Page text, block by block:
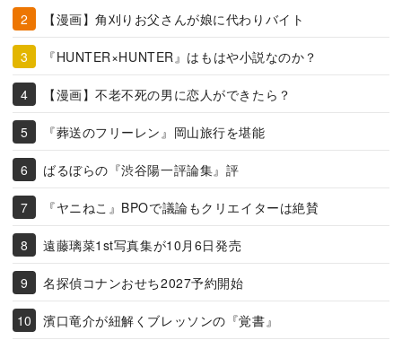
【漫画】角刈りお父さんが娘に代わりバイト
『HUNTER×HUNTER』はもはや小説なのか？
【漫画】不老不死の男に恋人ができたら？
『葬送のフリーレン』岡山旅行を堪能
ばるぼらの『渋谷陽一評論集』評
『ヤニねこ』BPOで議論もクリエイターは絶賛
遠藤璃菜1st写真集が10月6日発売
名探偵コナンおせち2027予約開始
濱口竜介が紐解くブレッソンの『覚書』